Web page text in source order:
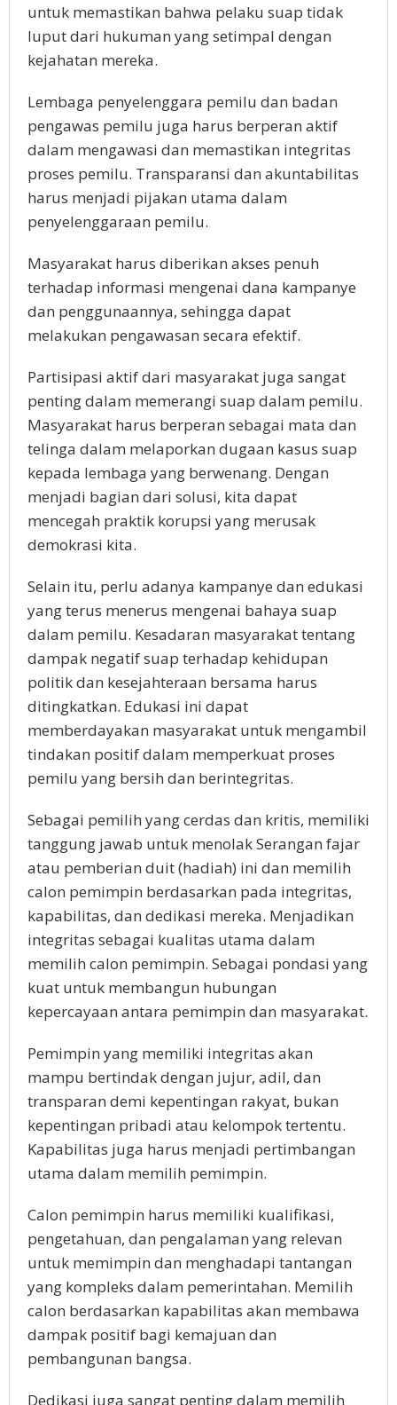
untuk memastikan bahwa pelaku suap tidak
luput dari hukuman yang setimpal dengan
kejahatan mereka.
Lembaga penyelenggara pemilu dan badan
pengawas pemilu juga harus berperan aktif
dalam mengawasi dan memastikan integritas
proses pemilu. Transparansi dan akuntabilitas
harus menjadi pijakan utama dalam
penyelenggaraan pemilu.
Masyarakat harus diberikan akses penuh
terhadap informasi mengenai dana kampanye
dan penggunaannya, sehingga dapat
melakukan pengawasan secara efektif.
Partisipasi aktif dari masyarakat juga sangat
penting dalam memerangi suap dalam pemilu.
Masyarakat harus berperan sebagai mata dan
telinga dalam melaporkan dugaan kasus suap
kepada lembaga yang berwenang. Dengan
menjadi bagian dari solusi, kita dapat
mencegah praktik korupsi yang merusak
demokrasi kita.
Selain itu, perlu adanya kampanye dan edukasi
yang terus menerus mengenai bahaya suap
dalam pemilu. Kesadaran masyarakat tentang
dampak negatif suap terhadap kehidupan
politik dan kesejahteraan bersama harus
ditingkatkan. Edukasi ini dapat
memberdayakan masyarakat untuk mengambil
tindakan positif dalam memperkuat proses
pemilu yang bersih dan berintegritas.
Sebagai pemilih yang cerdas dan kritis, memiliki
tanggung jawab untuk menolak Serangan fajar
atau pemberian duit (hadiah) ini dan memilih
calon pemimpin berdasarkan pada integritas,
kapabilitas, dan dedikasi mereka. Menjadikan
integritas sebagai kualitas utama dalam
memilih calon pemimpin. Sebagai pondasi yang
kuat untuk membangun hubungan
kepercayaan antara pemimpin dan masyarakat.
Pemimpin yang memiliki integritas akan
mampu bertindak dengan jujur, adil, dan
transparan demi kepentingan rakyat, bukan
kepentingan pribadi atau kelompok tertentu.
Kapabilitas juga harus menjadi pertimbangan
utama dalam memilih pemimpin.
Calon pemimpin harus memiliki kualifikasi,
pengetahuan, dan pengalaman yang relevan
untuk memimpin dan menghadapi tantangan
yang kompleks dalam pemerintahan. Memilih
calon berdasarkan kapabilitas akan membawa
dampak positif bagi kemajuan dan
pembangunan bangsa.
Dedikasi juga sangat penting dalam memilih